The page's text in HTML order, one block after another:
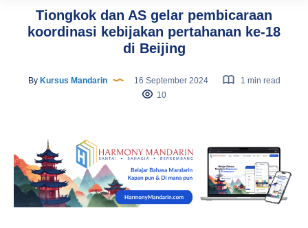
Tiongkok dan AS gelar pembicaraan
koordinasi kebijakan pertahanan ke-18
di Beijing
ByKursus Mandarin 16 September 2024
1 min read
10